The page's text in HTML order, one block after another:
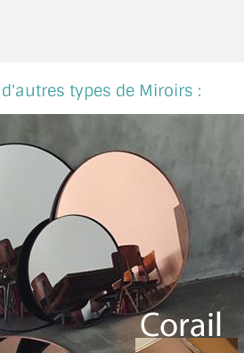
types de Miroirs :